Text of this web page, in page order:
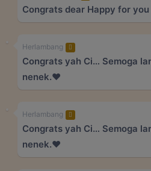
Congrats dear Happy for
Herlambang
Congrats yah Ci… Semoga
nenek.❤️
Herlambang
Congrats yah Ci… Semoga
nenek.❤️